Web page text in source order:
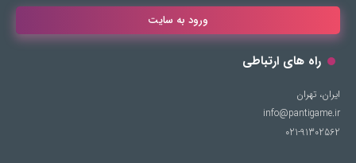
ورود به سایت
راه های ارتباطی
ایران، تهران
info@pantigame.ir
021-91302562